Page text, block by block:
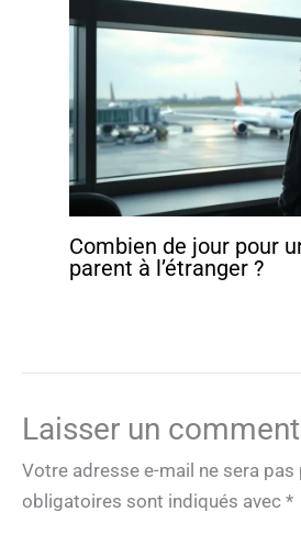
Combien de jour pour
parent à l’étranger ?
Laisser un
Votre adresse e-mail ne sera pas
obligatoires sont indiqués avec *